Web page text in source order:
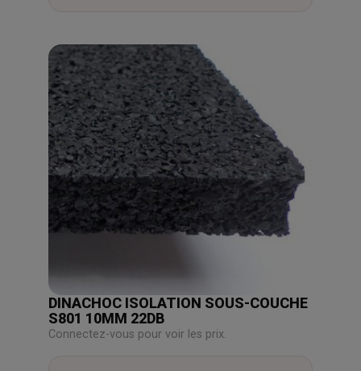
DINACHOC ISOLATION SOUS-COUCHE
S801 10MM 22DB
Connectez-vous pour voir les prix.